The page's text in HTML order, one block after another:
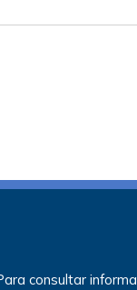
consultar